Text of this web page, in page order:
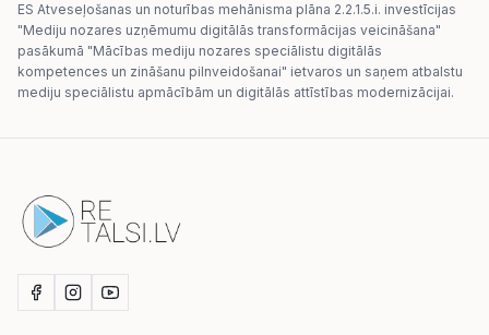
ES Atveseļošanas un noturības mehānisma plāna 2.2.1.5.i. investīcijas
"Mediju nozares uzņēmumu digitālās transformācijas veicināšana"
pasākumā "Mācības mediju nozares speciālistu digitālās
kompetences un zināšanu pilnveidošanai" ietvaros un saņem atbalstu
mediju speciālistu apmācībām un digitālās attīstības modernizācijai.